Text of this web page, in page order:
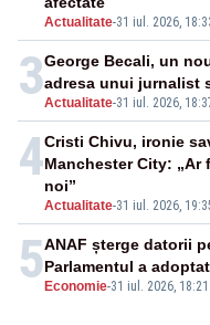
Actualitate-31 iul. 2026,
3Actualitate-31 iul. 2026,
George Becali, un
adresa unui jurnalist
4
Actualitate-31 iul. 2026,
Cristi Chivu, ironie
Manchester City: „Ar
noi”
5 Economie-31 iul. 2026, 18:21
ANAF șterge datorii
Parlamentul a